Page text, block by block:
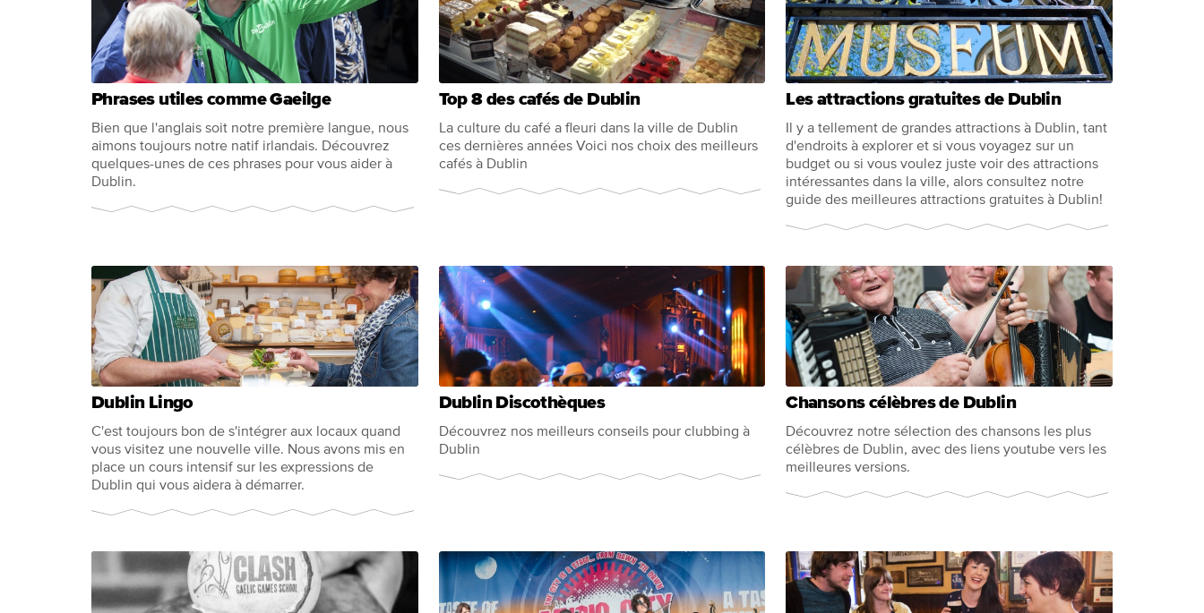
Phrases utiles comme Gaeilge
Bien que l'anglais soit notre première langue, nous
aimons toujours notre natif irlandais. Découvrez
quelques-unes de ces phrases pour vous aider à
Dublin.
Top 8 des cafés de Dublin
La culture du café a fleuri dans la ville de Dublin
ces dernières années Voici nos choix des meilleurs
cafés à Dublin
Les attractions gratuites de Dublin
Il y a tellement de grandes attractions à Dublin, tant
d'endroits à explorer et si vous voyagez sur un
budget ou si vous voulez juste voir des attractions
intéressantes dans la ville, alors consultez notre
guide des meilleures attractions gratuites à Dublin!
Dublin Lingo
C'est toujours bon de s'intégrer aux locaux quand
vous visitez une nouvelle ville. Nous avons mis en
place un cours intensif sur les expressions de
Dublin qui vous aidera à démarrer.
Dublin Discothèques
Découvrez nos meilleurs conseils pour clubbing à
Dublin
Chansons célèbres de Dublin
Découvrez notre sélection des chansons les plus
célèbres de Dublin, avec des liens youtube vers les
meilleures versions.